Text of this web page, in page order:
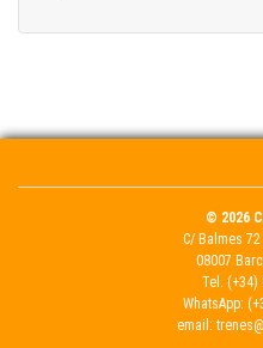
© 2026
C/ Balmes
08007
Tel. (+34)
WhatsApp:
email: